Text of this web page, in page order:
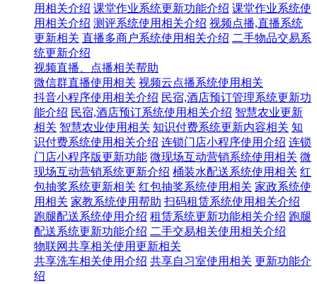
用相关介绍 课堂作业系统更新功能介绍 课堂作业系统使
用相关介绍 测评系统使用相关介绍 视频点播,直播系统
更新相关 直播多商户系统使用相关介绍 二手物品交易系
统更新介绍
视频直播、点播相关帮助
微信群直播使用相关 视频云点播系统使用相关
抖音小程序使用相关介绍 民宿,酒店预订管理系统更新功
能介绍 民宿,酒店预订系统使用相关介绍 智慧农业更新
相关 智慧农业使用相关 知识付费系统更新内容相关 知
识付费系统使用相关介绍 连锁门店小程序使用介绍 连锁
门店小程序版更新功能 微现场互动营销系统使用相关 微
现场互动营销系统更新介绍 桶装水配送系统使用相关 红
包抽奖系统更新相关 红包抽奖系统使用相关 家政系统使
用相关 家教系统使用帮助 扫码租赁系统使用相关介绍
跑腿配送系统使用介绍 租赁系统更新功能相关介绍 跑腿
配送系统更新功能介绍 二手交易相关使用相关介绍
物联网共享相关使用更新相关
共享洗车相关使用介绍 共享自习室使用相关 更新功能介
绍